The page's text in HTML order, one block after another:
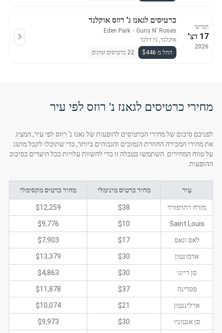
חמישי
17 דצ'
2026
כרטיסים לגאנז נ' רוזס אוקלנד
Guns N' Roses
・
Eden Park
אוקלנד, ניו זילנד
החל מ $446
22 כרטיסים זמינים
מחירי כרטיסים לגאנז נ' רוזס לפי עיר
לפניכם סיכום של מחירי הכרטיסים להופעות של גאנז נ' רוזס לפי עיר, המציג
את מחירי המכירה החוזרת הנמוכים והגבוהים ביותר, כדי שתוכלו לקבל מושג
על טווח המחירים. השתמשו בטבלה זו כדי להשוות עלויות בכל היעדים בסיבוב
ההופעות.
עִיר מחיר כרטיס מינימלי מחיר כרטיס מקסימלי
מזרח רתרפורד $38
$12,259
Saint Louis
$10
$9,776
לאס וגאס $17
$7,903
אדמונטון $30
$13,379
סן דייגו $30
$4,863
פסדינה $37
$11,878
ארלינגטון $21
$10,074
סן אנטוניו $30
$9,973